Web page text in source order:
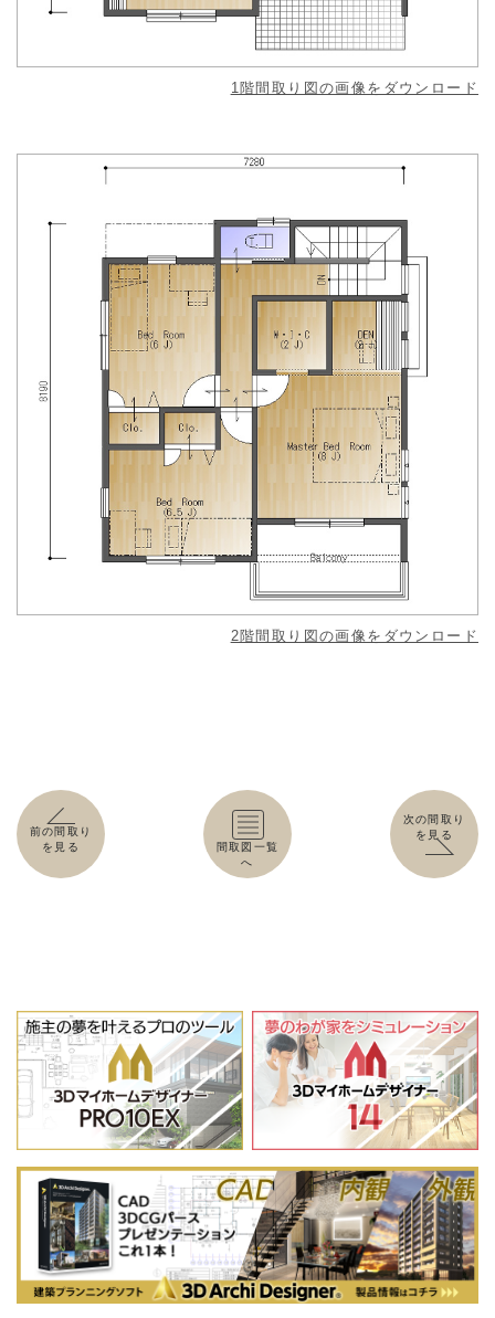
1階間取り図の画像をダウンロード
2階間取り図の画像をダウンロード
前の間取り
を見る
間取図一覧
へ
次の間取り
を見る